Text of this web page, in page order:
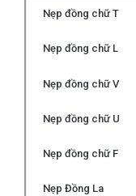
Nẹp đồng chữ T
Nẹp đồng chữ L
Nẹp đồng chữ V
Nẹp đồng chữ U
Nẹp đồng chữ F
Nẹp Đồng La